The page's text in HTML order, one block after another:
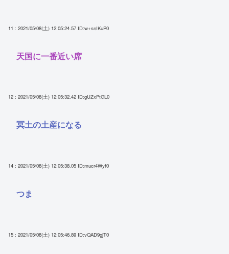
11 : 2021/05/08(土) 12:05:24.57 ID:w+snIKuP0
天国に一番近い席
12 : 2021/05/08(土) 12:05:32.42 ID:gUZxPtGL0
冥土の土産になる
14 : 2021/05/08(土) 12:05:38.05 ID:mucr4Wyf0
つま
15 : 2021/05/08(土) 12:05:46.89 ID:vQAD9gjT0